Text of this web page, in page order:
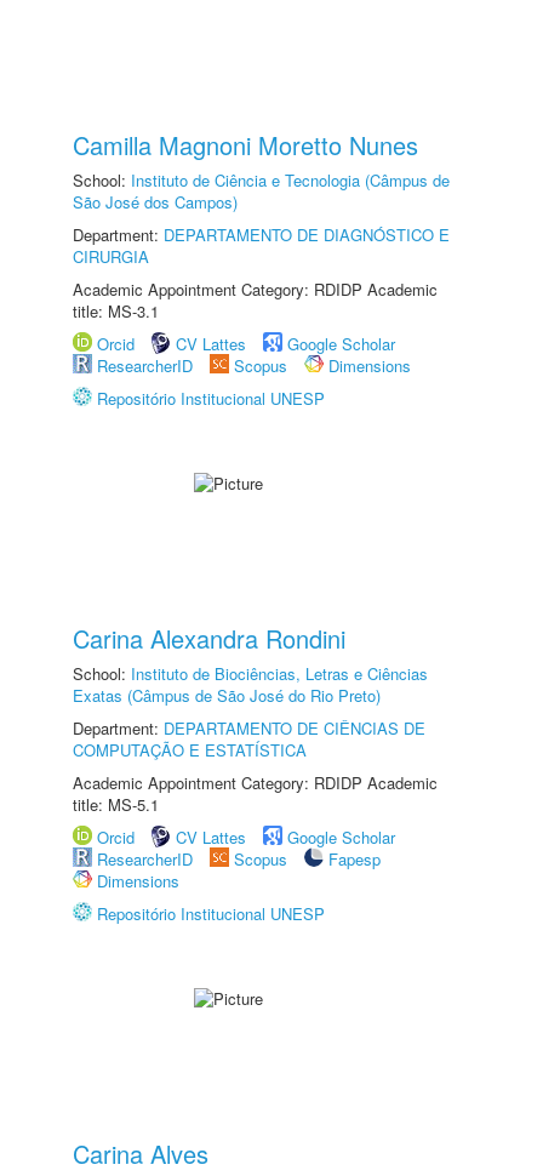
Camilla Magnoni Moretto Nunes
School: Instituto de Ciência e Tecnologia (Câmpus de
São José dos Campos)
Department: DEPARTAMENTO DE DIAGNÓSTICO E
CIRURGIA
Academic Appointment Category: RDIDP Academic
title: MS-3.1
Orcid
CV Lattes
Google Scholar
ResearcherID
Scopus
Dimensions
Repositório Institucional UNESP
Carina Alexandra Rondini
School: Instituto de Biociências, Letras e Ciências
Exatas (Câmpus de São José do Rio Preto)
Department: DEPARTAMENTO DE CIÊNCIAS DE
COMPUTAÇÃO E ESTATÍSTICA
Academic Appointment Category: RDIDP Academic
title: MS-5.1
Orcid
CV Lattes
Google Scholar
ResearcherID
Scopus
Fapesp
Dimensions
Repositório Institucional UNESP
Carina Alves